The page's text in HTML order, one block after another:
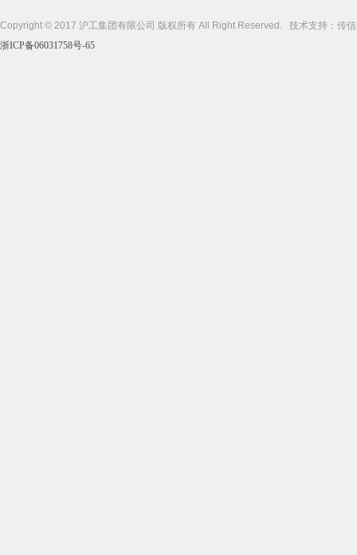
Copyright © 2017 沪工集团有限公司 版权所有 All Right Reserved. 技术支持： 传
浙ICP备06031758号-65